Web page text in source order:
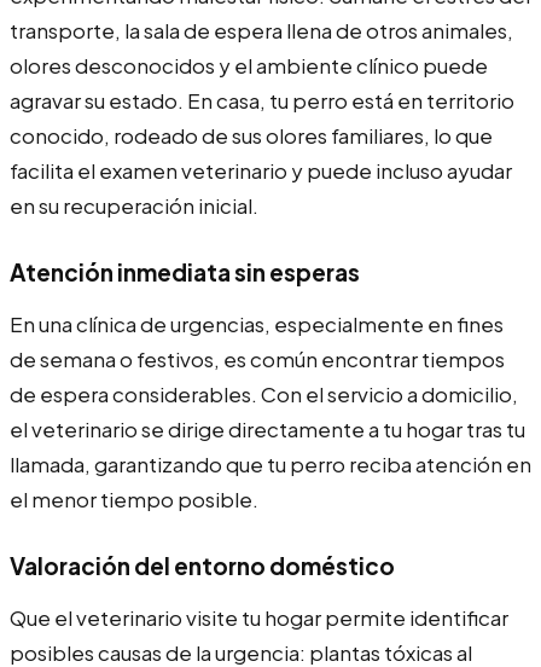
transporte, la sala de espera llena de otros animales,
olores desconocidos y el ambiente clínico puede
agravar su estado. En casa, tu perro está en territorio
conocido, rodeado de sus olores familiares, lo que
facilita el examen veterinario y puede incluso ayudar
en su recuperación inicial.
Atención inmediata sin esperas
En una clínica de urgencias, especialmente en fines
de semana o festivos, es común encontrar tiempos
de espera considerables. Con el servicio a domicilio,
el veterinario se dirige directamente a tu hogar tras tu
llamada, garantizando que tu perro reciba atención en
el menor tiempo posible.
Valoración del entorno doméstico
Que el veterinario visite tu hogar permite identificar
posibles causas de la urgencia: plantas tóxicas al